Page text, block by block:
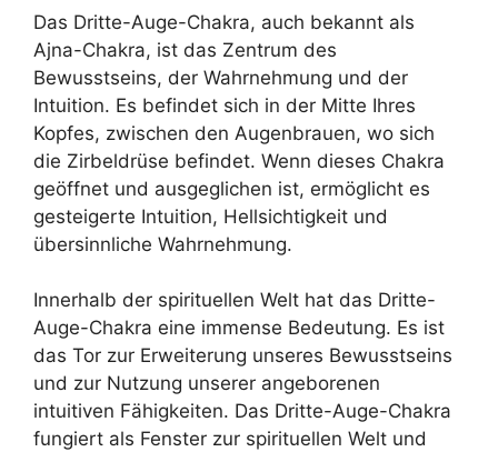
Das Dritte-Auge-Chakra, auch bekannt als
Ajna-Chakra, ist das Zentrum des
Bewusstseins, der Wahrnehmung und der
Intuition. Es befindet sich in der Mitte Ihres
Kopfes, zwischen den Augenbrauen, wo sich
die Zirbeldrüse befindet. Wenn dieses Chakra
geöffnet und ausgeglichen ist, ermöglicht es
gesteigerte Intuition, Hellsichtigkeit und
übersinnliche Wahrnehmung.
Innerhalb der spirituellen Welt hat das Dritte-
Auge-Chakra eine immense Bedeutung. Es ist
das Tor zur Erweiterung unseres Bewusstseins
und zur Nutzung unserer angeborenen
intuitiven Fähigkeiten. Das Dritte-Auge-Chakra
fungiert als Fenster zur spirituellen Welt und